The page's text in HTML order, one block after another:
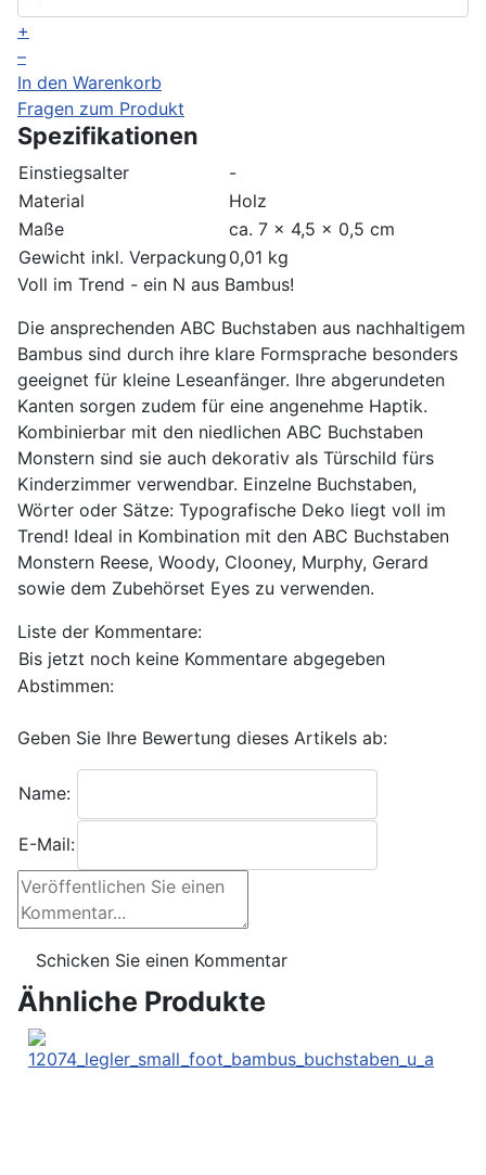
+
–
In den Warenkorb
Fragen zum Produkt
Spezifikationen
Einstiegsalter
-
Material
Holz
Maße
ca. 7 x 4,5 x 0,5 cm
Gewicht inkl. Verpackung 0,01 kg
Voll im Trend - ein N aus Bambus!
Die ansprechenden ABC Buchstaben aus nachhaltigem
Bambus sind durch ihre klare Formsprache besonders
geeignet für kleine Leseanfänger. Ihre abgerundeten
Kanten sorgen zudem für eine angenehme Haptik.
Kombinierbar mit den niedlichen ABC Buchstaben
Monstern sind sie auch dekorativ als Türschild fürs
Kinderzimmer verwendbar. Einzelne Buchstaben,
Wörter oder Sätze: Typografische Deko liegt voll im
Trend! Ideal in Kombination mit den ABC Buchstaben
Monstern Reese, Woody, Clooney, Murphy, Gerard
sowie dem Zubehörset Eyes zu verwenden.
Liste der Kommentare:
Bis jetzt noch keine Kommentare abgegeben
Abstimmen:
Geben Sie Ihre Bewertung dieses Artikels ab:
Name:
E-Mail:
Ähnliche Produkte